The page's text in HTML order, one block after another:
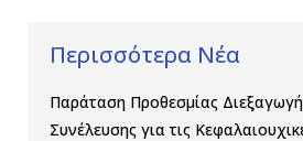
Περισσότερα Νέα
Παράταση Προθεσμίας
Συνέλευσης για τις